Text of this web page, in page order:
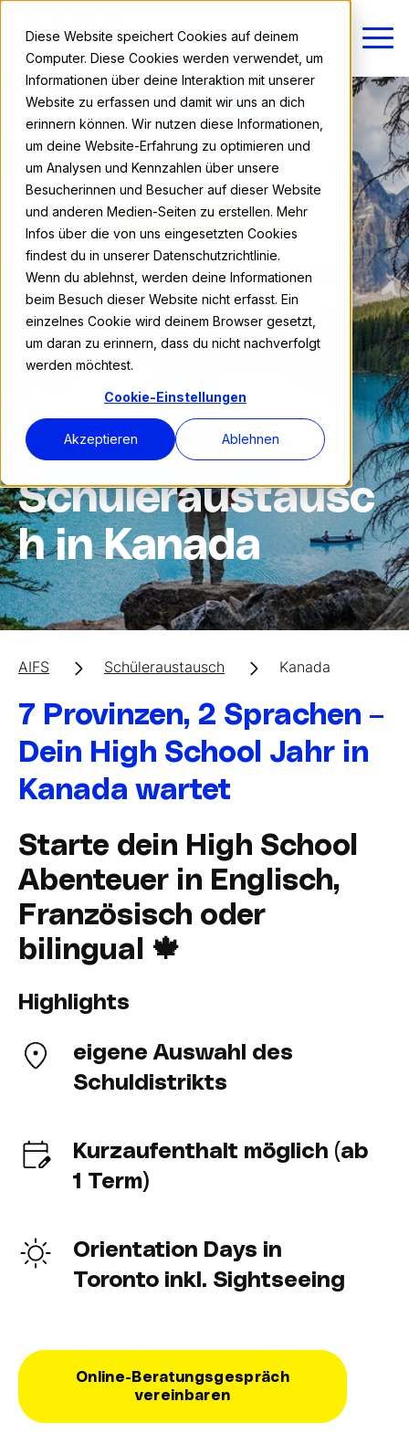
Diese Website speichert Cookies auf deinem
Computer. Diese Cookies werden verwendet, um
Informationen über deine Interaktion mit unserer
Website zu erfassen und damit wir uns an dich
erinnern können. Wir nutzen diese Informationen,
um deine Website-Erfahrung zu optimieren und
um Analysen und Kennzahlen über unsere
Besucherinnen und Besucher auf dieser Website
und anderen Medien-Seiten zu erstellen. Mehr
Infos über die von uns eingesetzten Cookies
findest du in unserer Datenschutzrichtlinie.
Wenn du ablehnst, werden deine Informationen
beim Besuch dieser Website nicht erfasst. Ein
einzelnes Cookie wird deinem Browser gesetzt,
um daran zu erinnern, dass du nicht nachverfolgt
werden möchtest.
Cookie-Einstellungen
Akzeptieren Ablehnen
ab 9.600 € Jetzt anmelden
✈️ inkl. begleiteter Ausreise
Schüleraustausc
h in Kanada
AIFS Schüleraustausch Kanada
7 Provinzen, 2 Sprachen –
Dein High School Jahr in
Kanada wartet
Starte dein High School
Abenteuer in Englisch,
Französisch oder
bilingual 🍁
Highlights
eigene Auswahl des
Schuldistrikts
Kurzaufenthalt möglich (ab
1 Term)
Orientation Days in
Toronto inkl. Sightseeing
Online-Beratungsgespräch
vereinbaren